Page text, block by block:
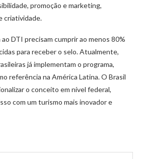
promoção e marketing,
criatividade.
DTI precisam cumprir ao menos 80%
para receber o selo. Atualmente,
já implementam o programa,
referência na América Latina. O Brasil
o conceito em nível federal,
com um turismo mais inovador e